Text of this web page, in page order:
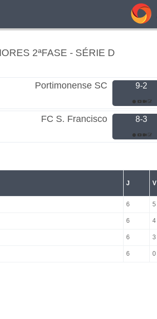
2ªFASE - SÉRIE D
Portimonense SC 9-2
FC S. Francisco 8-3
J V
6 5
6 4
6 3
6 0